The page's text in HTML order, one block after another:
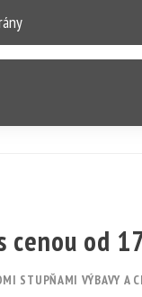
cenou od
STUPŇAMI VÝBAVY A